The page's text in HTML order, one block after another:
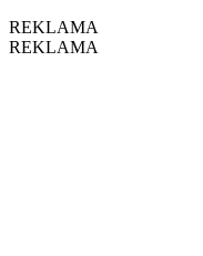
REKLAMA
REKLAMA